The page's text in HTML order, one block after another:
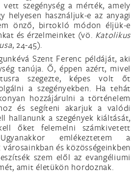
szegénység a mérték, amely
helyesen használjuk-e az anyagi
önző, birtokló módon éljük-e
és érzelmeinket (vö. Katolikus
, 24-45).
Szent Ferenc példáját, aki
tanúja. Ő, éppen azért, mivel
szegezte, képes volt őt
a szegényekben. Ha tehát
hozzájárulni a történelem
és segíteni akarjuk a valódi
hallanunk a szegények kiáltását,
őket felemelni számkivetett
emlékeztetem a
városainkban és közösségeinkben
szem elől az evangéliumi
amit életükön hordoznak.